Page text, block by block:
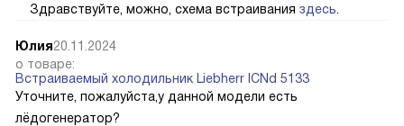
Здравствуйте, можно, схема встраивания здесь
Юлия20.11.2024
о товаре:
Встраиваемый холодильник Liebherr ICNd 5133
Уточните, пожалуйста,у данной модели есть
лёдогенератор?